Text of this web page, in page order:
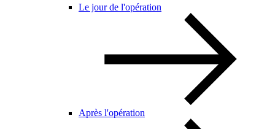
Le jour de l'opération
Après l'opération